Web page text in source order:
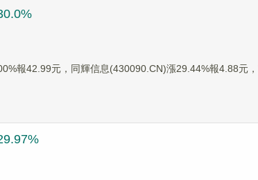
報42.99元，同輝信息(430090.CN)漲29.44%報4.88元